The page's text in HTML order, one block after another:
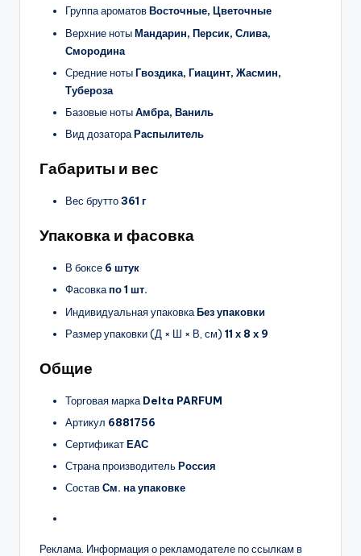
Группа ароматовВосточные, Цветочные
Верхние нотыМандарин, Персик, Слива,
Смородина
Средние нотыГвоздика, Гиацинт, Жасмин,
Тубероза
Базовые нотыАмбра, Ваниль
Вид дозатораРаспылитель
Габариты и вес
Вес брутто361 г
Упаковка и фасовка
В боксе 6 штук
Фасовкапо 1 шт.
Индивидуальная упаковкаБез упаковки
Размер упаковки (Д × Ш × В, см) 11 х 8 х 9
Общие
Торговая марка Delta PARFUM
Артикул 6881756
СертификатЕАС
Страна производительРоссия
СоставСм. на упаковке
Реклама. Информация о рекламодателе по ссылкам в